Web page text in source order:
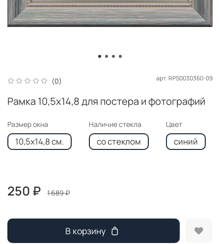
(0) арт.RPS0030360-09
Рамка 10,5x14,8 для постера и фотографий
Размер окна
10,5x14,8 см.
Наличие стекла
со стеклом
Цвет
синий
250 ₽ 1 689 ₽
В корзину